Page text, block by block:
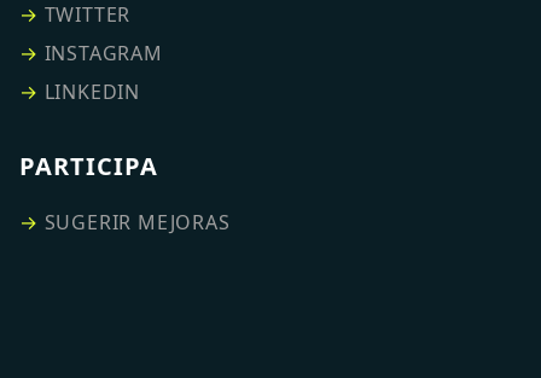
→ TWITTER
→ INSTAGRAM
→ LINKEDIN
PARTICIPA
→ SUGERIR MEJORAS